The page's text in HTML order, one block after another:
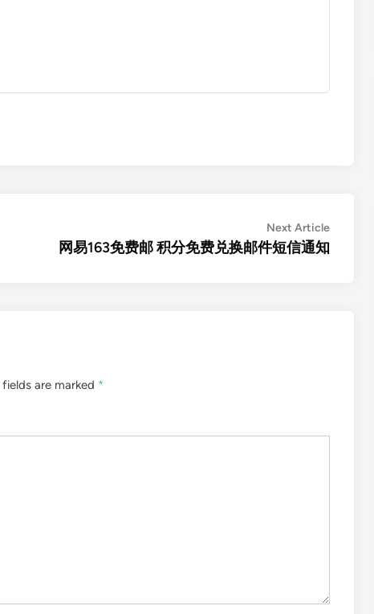
Next ArticleNext
网易163免费邮 积分免费兑换邮件短信通知
fields are marked *